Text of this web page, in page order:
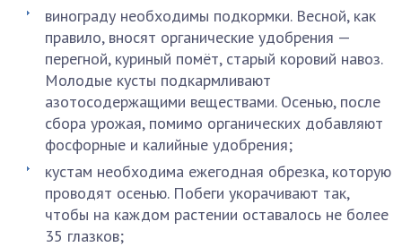
винограду необходимы подкормки. Весной, как
правило, вносят органические удобрения —
перегной, куриный помёт, старый коровий навоз.
Молодые кусты подкармливают
азотосодержащими веществами. Осенью, после
сбора урожая, помимо органических добавляют
фосфорные и калийные удобрения;
кустам необходима ежегодная обрезка, которую
проводят осенью. Побеги укорачивают так,
чтобы на каждом растении оставалось не более
35 глазков;